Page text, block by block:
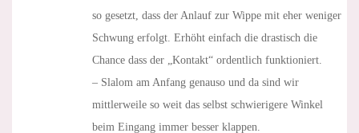
so gesetzt, dass der Anlauf zur Wippe mit eher weniger
Schwung erfolgt. Erhöht einfach die drastisch die
Chance dass der „Kontakt“ ordentlich funktioniert.
– Slalom am Anfang genauso und da sind wir
mittlerweile so weit das selbst schwierigere Winkel
beim Eingang immer besser klappen.